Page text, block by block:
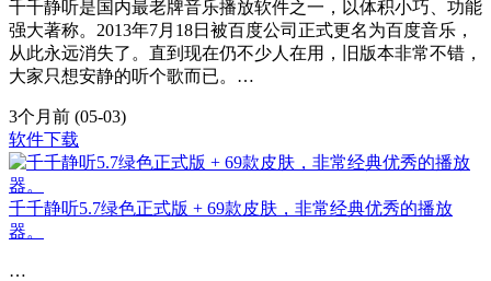
千千静听是国内最老牌音乐播放软件之一，以体积小巧、功能
强大著称。2013年7月18日被百度公司正式更名为百度音乐，
从此永远消失了。直到现在仍不少人在用，旧版本非常不错，
大家只想安静的听个歌而已。…
3个月前 (05-03)
软件下载
千千静听5.7绿色正式版 + 69款皮肤，非常经典优秀的播放
器。
…